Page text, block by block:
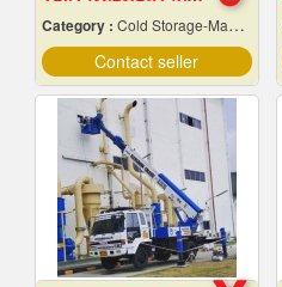
Category : Cold Storage-Manufacturers & Installation Designer
Contact seller